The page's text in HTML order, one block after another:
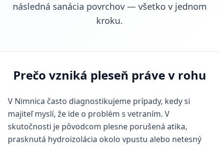
následná sanácia povrchov — všetko v jednom
kroku.
Prečo vzniká pleseň práve v rohu
V Nimnica často diagnostikujeme prípady, kedy si
majiteľ myslí, že ide o problém s vetraním. V
skutočnosti je pôvodcom plesne porušená atika,
prasknutá hydroizolácia okolo vpustu alebo netesný